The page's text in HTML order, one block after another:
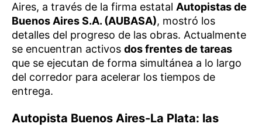
Aires, a través de la firma estatal Autopistas de
Buenos Aires S.A. (AUBASA), mostró los
detalles del progreso de las obras. Actualmente
se encuentran activos dos frentes de tareas
que se ejecutan de forma simultánea a lo largo
del corredor para acelerar los tiempos de
entrega.
Autopista Buenos Aires-La Plata: las